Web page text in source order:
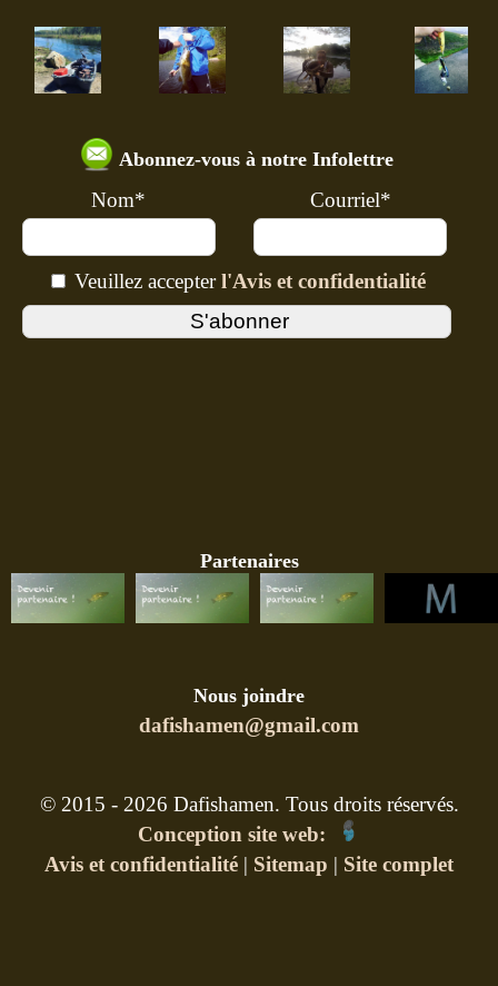
Abonnez-vous à notre Infolettre
Nom* Courriel*
Veuillez accepterl'Avis et confidentialité
Partenaires
Nous joindre
dafishamen@gmail.com
© 2015 - 2026 Dafishamen. Tous droits réservés.
Conception site web:
Avis et confidentialité | Sitemap | Site complet